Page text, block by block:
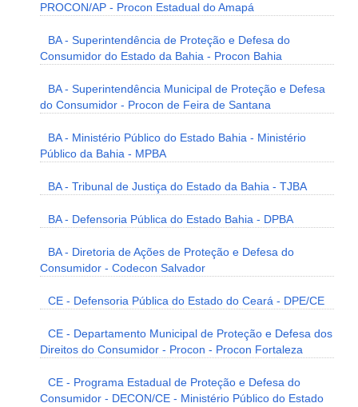
PROCON/AP - Procon Estadual do Amapá
BA - Superintendência de Proteção e Defesa do
Consumidor do Estado da Bahia - Procon Bahia
BA - Superintendência Municipal de Proteção e Defesa
do Consumidor - Procon de Feira de Santana
BA - Ministério Público do Estado Bahia - Ministério
Público da Bahia - MPBA
BA - Tribunal de Justiça do Estado da Bahia - TJBA
BA - Defensoria Pública do Estado Bahia - DPBA
BA - Diretoria de Ações de Proteção e Defesa do
Consumidor - Codecon Salvador
CE - Defensoria Pública do Estado do Ceará - DPE/CE
CE - Departamento Municipal de Proteção e Defesa dos
Direitos do Consumidor - Procon - Procon Fortaleza
CE - Programa Estadual de Proteção e Defesa do
Consumidor - DECON/CE - Ministério Público do Estado